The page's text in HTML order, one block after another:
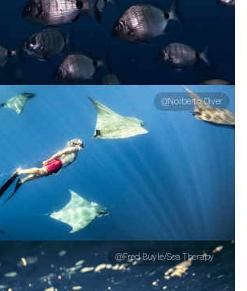
@Norberto Diver
@Fred Buyle/Sea Therapy